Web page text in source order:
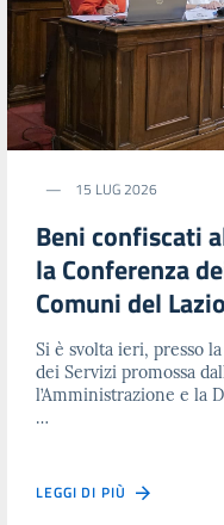
15 LUG 2026
Beni confiscati
la Conferenza
Comuni del Lazio
Si è svolta ieri, presso
dei Servizi promossa
l’Amministrazione e la
…
LEGGI DI PIÙ